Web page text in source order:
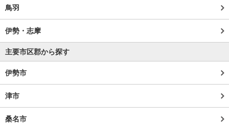
鳥羽
伊勢・志摩
主要市区郡から探す
伊勢市
津市
桑名市